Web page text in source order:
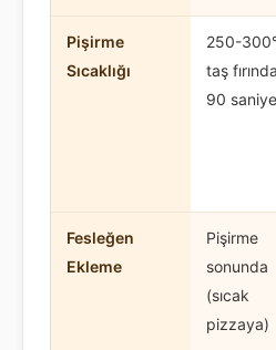
Pişirme
Sıcaklığı
250-
taş
90 saniye
Fesleğen
Ekleme
Pişirme
sonunda
(sıcak
pizzaya)